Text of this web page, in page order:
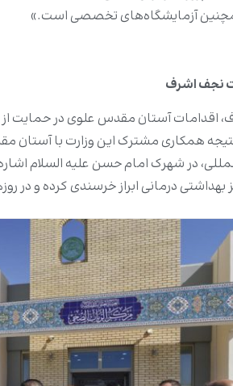
همچنین آزمایشگاه‌های تخصصی است.»
نجف اشرف
اقدامات آستان مقدس علوی در
همکاری مشترک این وزارت با
در شهرک امام حسن علیه السلام
بهداشتی درمانی ابراز خرسندی کرده و در